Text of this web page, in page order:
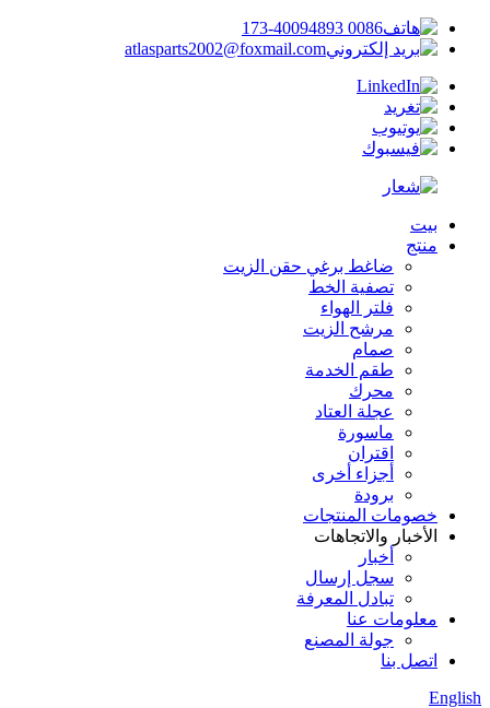
0086 173-40094893
atlasparts2002@foxmail.com
بيت
منتج
ضاغط برغي حقن الزيت
تصفية الخط
فلتر الهواء
مرشح الزيت
صمام
طقم الخدمة
محرك
عجلة العتاد
ماسورة
اقتران
أجزاء أخرى
برودة
خصومات المنتجات
الأخبار والاتجاهات
أخبار
سجل إرسال
تبادل المعرفة
معلومات عنا
جولة المصنع
اتصل بنا
English